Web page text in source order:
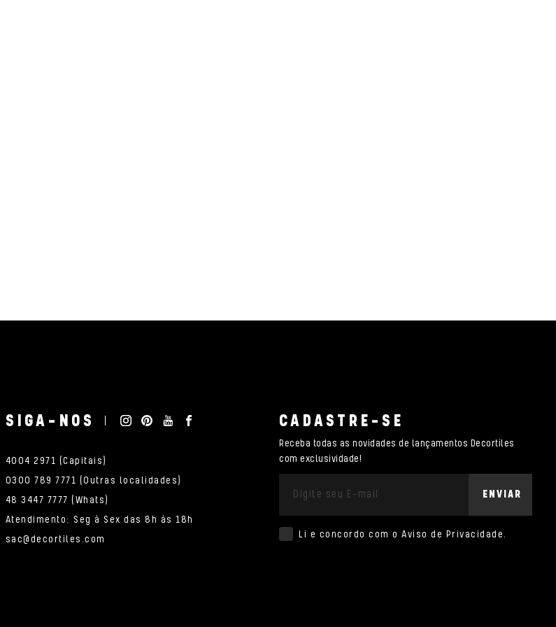
SIGA-NOS
4004 2971 (Capitais)
0300 789 7771 (Outras localidades)
48 3447 7777 (Whats)
Atendimento: Seg à Sex das 8h às 18h
sac@decortiles.com
CADASTRE-SE
Receba todas as novidades de lançamentos Decortiles
com exclusividade!
ENVIAR
Li e concordo com o Aviso de Privacidade.